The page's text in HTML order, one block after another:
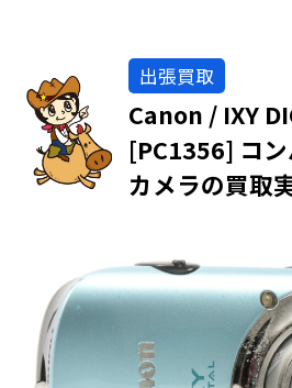
出張買取
Canon / IXY
[PC1356] コ
カメラの買取